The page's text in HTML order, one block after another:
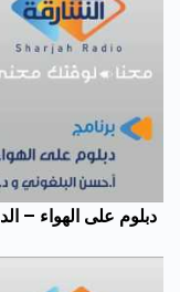
دبلوم على الهواء –